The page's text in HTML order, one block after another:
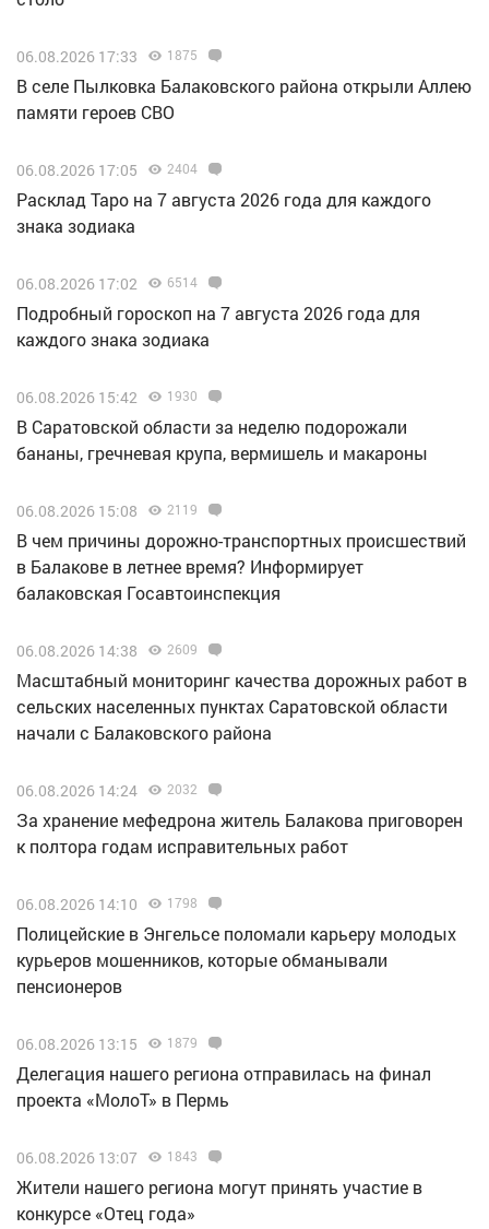
06.08.2026 17:33 1875
В селе Пылковка Балаковского района открыли Аллею
памяти героев СВО
06.08.2026 17:05 2404
Расклад Таро на 7 августа 2026 года для каждого
знака зодиака
06.08.2026 17:02 6514
Подробный гороскоп на 7 августа 2026 года для
каждого знака зодиака
06.08.2026 15:42 1930
В Саратовской области за неделю подорожали
бананы, гречневая крупа, вермишель и макароны
06.08.2026 15:08 2119
В чем причины дорожно-транспортных происшествий
в Балакове в летнее время? Информирует
балаковская Госавтоинспекция
06.08.2026 14:38 2609
Масштабный мониторинг качества дорожных работ в
сельских населенных пунктах Саратовской области
начали с Балаковского района
06.08.2026 14:24 2032
За хранение мефедрона житель Балакова приговорен
к полтора годам исправительных работ
06.08.2026 14:10 1798
Полицейские в Энгельсе поломали карьеру молодых
курьеров мошенников, которые обманывали
пенсионеров
06.08.2026 13:15 1879
Делегация нашего региона отправилась на финал
проекта «МолоТ» в Пермь
06.08.2026 13:07 1843
Жители нашего региона могут принять участие в
конкурсе «Отец года»